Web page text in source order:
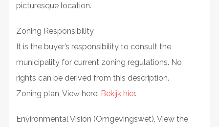
picturesque location.
Zoning Responsibility
It is the buyer’s responsibility to consult the
municipality for current zoning regulations. No
rights can be derived from this description.
Zoning plan, View here: Bekijk hier.
Environmental Vision (Omgevingswet), View the